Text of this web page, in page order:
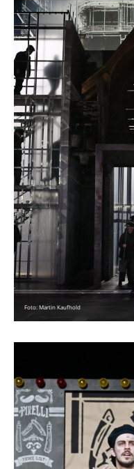
Foto: Martin Kaufhold